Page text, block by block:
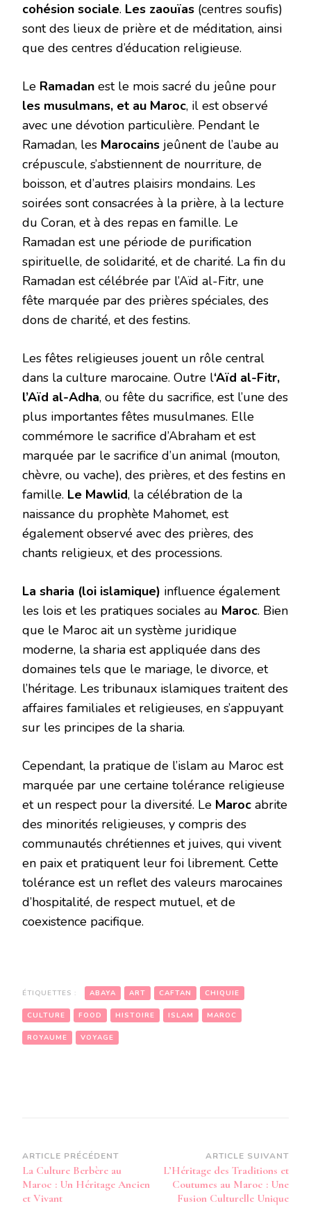
cohésion sociale. Les zaouïas (centres soufis)
sont des lieux de prière et de méditation, ainsi
que des centres d’éducation religieuse.
Le Ramadan est le mois sacré du jeûne pour
les musulmans, et au Maroc, il est observé
avec une dévotion particulière. Pendant le
Ramadan, les Marocains jeûnent de l’aube au
crépuscule, s’abstiennent de nourriture, de
boisson, et d’autres plaisirs mondains. Les
soirées sont consacrées à la prière, à la lecture
du Coran, et à des repas en famille. Le
Ramadan est une période de purification
spirituelle, de solidarité, et de charité. La fin du
Ramadan est célébrée par l’Aïd al-Fitr, une
fête marquée par des prières spéciales, des
dons de charité, et des festins.
Les fêtes religieuses jouent un rôle central
dans la culture marocaine. Outre l‘Aïd al-Fitr,
l’Aïd al-Adha, ou fête du sacrifice, est l’une des
plus importantes fêtes musulmanes. Elle
commémore le sacrifice d’Abraham et est
marquée par le sacrifice d’un animal (mouton,
chèvre, ou vache), des prières, et des festins en
famille. Le Mawlid, la célébration de la
naissance du prophète Mahomet, est
également observé avec des prières, des
chants religieux, et des processions.
La sharia (loi islamique) influence également
les lois et les pratiques sociales au Maroc. Bien
que le Maroc ait un système juridique
moderne, la sharia est appliquée dans des
domaines tels que le mariage, le divorce, et
l’héritage. Les tribunaux islamiques traitent des
affaires familiales et religieuses, en s’appuyant
sur les principes de la sharia.
Cependant, la pratique de l’islam au Maroc est
marquée par une certaine tolérance religieuse
et un respect pour la diversité. Le Maroc abrite
des minorités religieuses, y compris des
communautés chrétiennes et juives, qui vivent
en paix et pratiquent leur foi librement. Cette
tolérance est un reflet des valeurs marocaines
d’hospitalité, de respect mutuel, et de
coexistence pacifique.
ÉTIQUETTES : ABAYA ART CAFTAN CHIQUIE
CULTURE FOOD HISTOIRE ISLAM MAROC
ROYAUME VOYAGE
Navigation
d’article
ARTICLE PRÉCÉDENT
La Culture Berbère au
Maroc : Un Héritage Ancien
et Vivant
ARTICLE SUIVANT
L’Héritage des Traditions et
Coutumes au Maroc : Une
Fusion Culturelle Unique